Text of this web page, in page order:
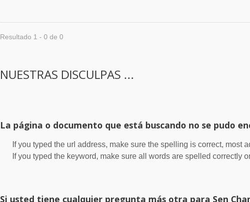
Resultado 1 - 0 de 0
NUESTRAS DISCULPAS ...
La página o documento que está buscando no se pudo
If you typed the url address, make sure the spelling is correct, most
If you typed the keyword, make sure all words are spelled correctly
Si usted tiene cualquier pregunta más otra para Sen